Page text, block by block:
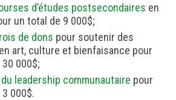
d’études postsecondaires en
un total de 9 000$;
de dons pour soutenir des
art, culture et bienfaisance pour
000$;
leadership communautaire pour
000$.